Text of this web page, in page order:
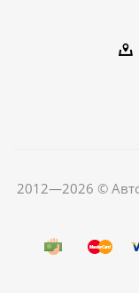
2012—2026 ©